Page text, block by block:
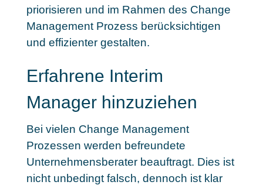
priorisieren und im Rahmen des Change
Management Prozess berücksichtigen
und effizienter gestalten.
Erfahrene Interim
Manager hinzuziehen
Bei vielen Change Management
Prozessen werden befreundete
Unternehmensberater beauftragt. Dies ist
nicht unbedingt falsch, dennoch ist klar